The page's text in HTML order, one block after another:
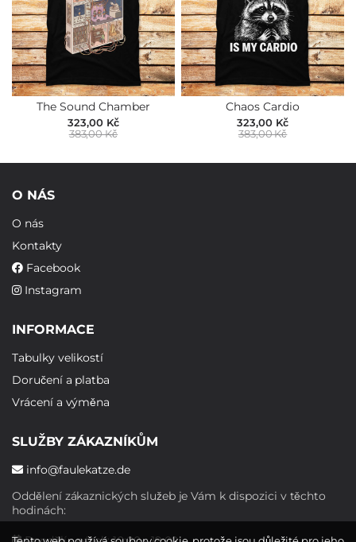
The Sound Chamber
323,00 Kč
383,00 Kč
Chaos Cardio
323,00 Kč
383,00 Kč
O NÁS
O nás
Kontakty
Facebook
Instagram
INFORMACE
Tabulky velikostí
Doručení a platba
Vrácení a výměna
SLUŽBY ZÁKAZNÍKŮM
info@faulekatze.de
Oddělení zákaznických služeb je Vám k dispozici v těchto
hodinách: